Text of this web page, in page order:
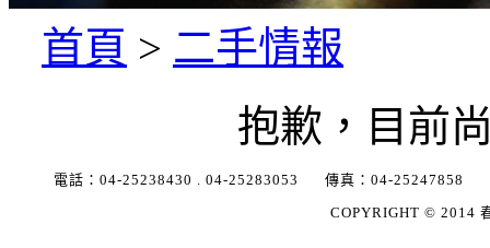
首頁 > 二手情報
抱歉，目前
電話： 04-25238430 04-25283053 傳真： 04-25247858
COPYRIGHT © 2014